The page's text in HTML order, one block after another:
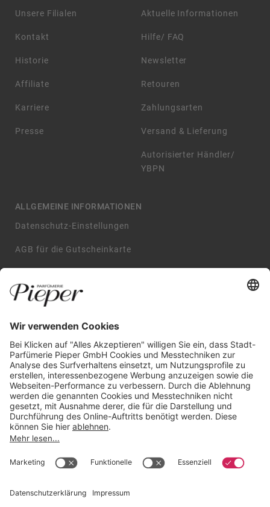
Unsere Filialen
Kontakt
Historie
Affiliate
Karriere
Presse
Aktuelle Informationen
Hilfe/ FAQ
Newsletter
Retouren
Zahlungsarten
Versand & Lieferung
Autorisierter Händler/
YBPN
ALLGEMEINE INFORMATIONEN
Datenschutz-Einstellungen
AGB für die Gutscheinkarte
AGB
Widerrufsbelehrung
GARANTIERTE SICHERHEIT